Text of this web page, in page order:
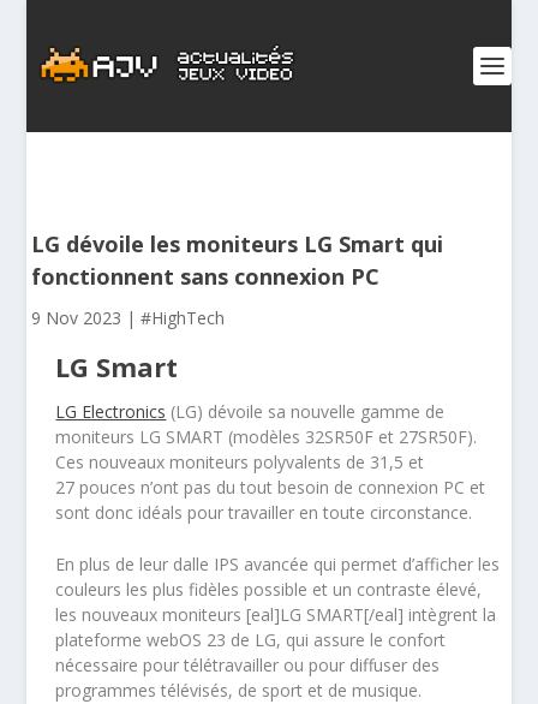
LG dévoile les moniteurs LG Smart qui
fonctionnent sans connexion PC
9 Nov 2023 |#HighTech
LG Smart
LG Electronics (LG) dévoile sa nouvelle gamme de
moniteurs LG SMART (modèles 32SR50F et 27SR50F).
Ces nouveaux moniteurs polyvalents de 31,5 et
27 pouces n’ont pas du tout besoin de connexion PC et
sont donc idéals pour travailler en toute circonstance.
En plus de leur dalle IPS avancée qui permet d’afficher les
couleurs les plus fidèles possible et un contraste élevé,
les nouveaux moniteurs [eal]LG SMART[/eal] intègrent la
plateforme webOS 23 de LG, qui assure le confort
nécessaire pour télétravailler ou pour diffuser des
programmes télévisés, de sport et de musique.